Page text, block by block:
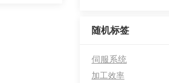
随机标签
伺服系统
加工效率